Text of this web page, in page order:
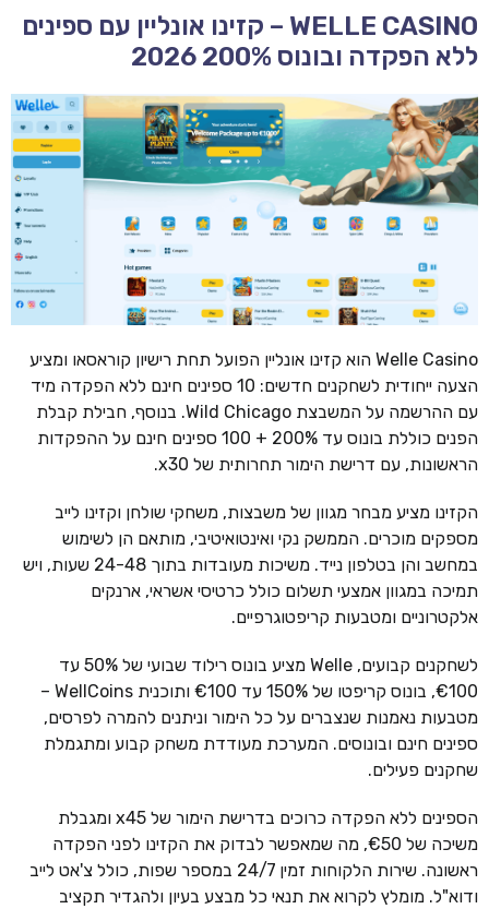
WELLE CASINO – קזינו אונליין עם ספינים
ללא הפקדה ובונוס 200% 2026
Welle Casino הוא קזינו אונליין הפועל תחת רישיון קוראסאו ומציע
הצעה ייחודית לשחקנים חדשים: 10 ספינים חינם ללא הפקדה מיד
עם ההרשמה על המשבצת Wild Chicago. בנוסף, חבילת קבלת
הפנים כוללת בונוס עד 200% + 100 ספינים חינם על ההפקדות
הראשונות, עם דרישת הימור תחרותית של x30.
הקזינו מציע מבחר מגוון של משבצות, משחקי שולחן וקזינו לייב
מספקים מוכרים. הממשק נקי ואינטואיטיבי, מותאם הן לשימוש
במחשב והן בטלפון נייד. משיכות מעובדות בתוך 24-48 שעות, ויש
תמיכה במגוון אמצעי תשלום כולל כרטיסי אשראי, ארנקים
אלקטרוניים ומטבעות קריפטוגרפיים.
לשחקנים קבועים, Welle מציע בונוס רילוד שבועי של 50% עד
€100, בונוס קריפטו של 150% עד €100 ותוכנית WellCoins –
מטבעות נאמנות שנצברים על כל הימור וניתנים להמרה לפרסים,
ספינים חינם ובונוסים. המערכת מעודדת משחק קבוע ומתגמלת
שחקנים פעילים.
הספינים ללא הפקדה כרוכים בדרישת הימור של x45 ומגבלת
משיכה של €50, מה שמאפשר לבדוק את הקזינו לפני הפקדה
ראשונה. שירות הלקוחות זמין 24/7 במספר שפות, כולל צ'אט לייב
ודוא"ל. מומלץ לקרוא את תנאי כל מבצע בעיון ולהגדיר תקציב